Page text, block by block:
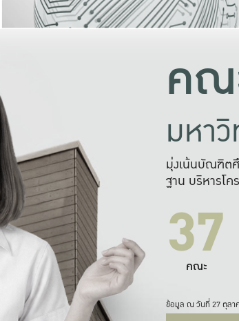
คณ
มหา
มุ่งเน้นบัณฑิต
ฐาน บริหารโ
37
คณะ
ข้อมูล ณ วันที่ 27 ตุลา